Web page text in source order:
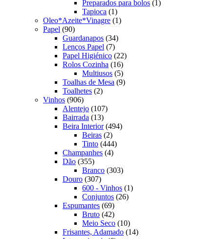
Preparados para bolos 11
Tapioca 11
produto
Oleo*Azeite*Vinagre 11
Papel 9090
produtos
Guardanapos 3434
Lenços Papel 77
produtos
Papel Higiénico 2222
Rolos Cozinha 1616
produtos
Multiusos 55
produtos
Toalhas de Mesa 99
Toalhetes 22
Vinhos 906906
produtos
Alentejo 107107
Bairrada 1313
produtos
Beira Interior 494494
Beiras 22
produtos
Tinto 444444
Champanhes 44
Dão 355355
produtos
Branco 303303
Douro 307307
produtos
600 - Vinhos 11
Conjuntos 2626
Espumantes 6969
produtos
Bruto 4242
produtos
Meio Seco 1010
produtos
Frisantes, Adamado 1414